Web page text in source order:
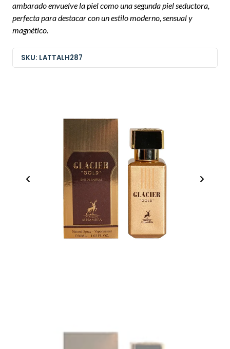
ambarado envuelve la piel como una segunda piel seductora,
perfecta para destacar con un estilo moderno, sensual y
magnético.
SKU: LATTALH287